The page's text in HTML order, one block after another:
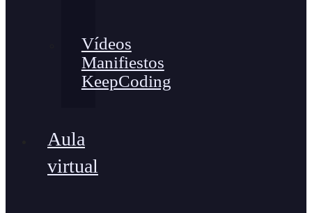
Vídeos
Manifiestos
KeepCoding
Aula
virtual